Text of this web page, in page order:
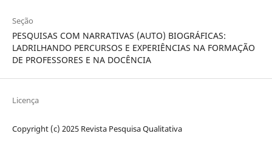
Seção
PESQUISAS COM NARRATIVAS (AUTO) BIOGRÁFICAS:
LADRILHANDO PERCURSOS E EXPERIÊNCIAS NA FORMAÇÃO
DE PROFESSORES E NA DOCÊNCIA
Licença
Copyright (c) 2025 Revista Pesquisa Qualitativa